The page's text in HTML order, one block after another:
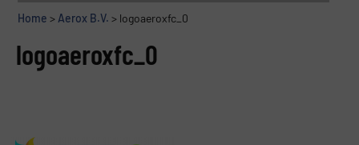
Home >Aerox B.V. > logoaeroxfc_0
logoaeroxfc_0